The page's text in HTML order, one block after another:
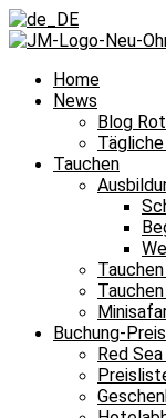
Home
News
Blog
Tauchen
Buchung-
Red